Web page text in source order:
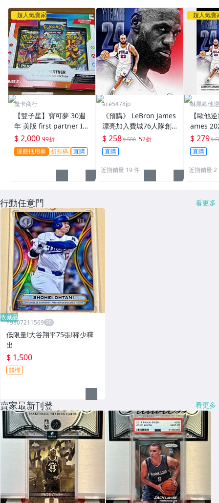
超人氣賣家
魔卡商行
【雙子星】寶可夢 30週
年 美版 first partner Ill
ustration series 2 poke
mon
$ 2,000 99折
運費抵用券 折扣碼 直購
ace5478jp
《預購》 LeBron James
漂亮加入費城76人隊創
下NBA紀錄開啟生涯第2
4年球季經典時刻紀念卡
2026-27 Topps Now OS
03
$ 258$ 500 52折
直購
近期銷量 19 件
超人氣賣
咻黑歐他逆
【歐他
ames
ow
宣布加
念卡
非簽名卡
$ 279$
直購
近期銷量 2
行動任意門 看更多
收藏品
Y9307211569
低限量!大谷翔平75張!稀少釋
出
$ 1,500
競標
賣家最新刊登 看更多